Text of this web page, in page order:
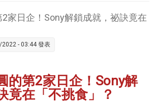
財報分
家日企！Sony解鎖成就，祕訣竟在
- 03:44 發表
的第2家日企！ Sony解
竟在「不挑食」？